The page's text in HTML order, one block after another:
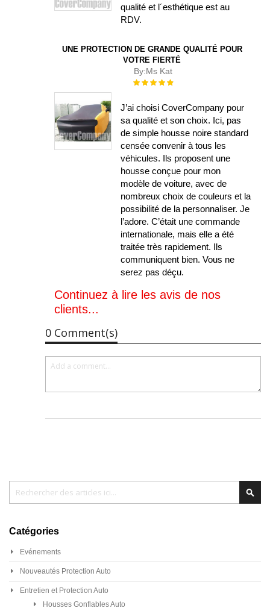
qualité et l´esthétique est au
RDV.
UNE PROTECTION DE GRANDE QUALITÉ POUR
VOTRE FIERTÉ
By:Ms Kat
Évaluation :
J’ai choisi CoverCompany pour
sa qualité et son choix. Ici, pas
de simple housse noire standard
censée convenir à tous les
véhicules. Ils proposent une
housse conçue pour mon
modèle de voiture, avec de
nombreux choix de couleurs et la
possibilité de la personnaliser. Je
l’adore. C’était une commande
internationale, mais elle a été
traitée très rapidement. Ils
communiquent bien. Vous ne
serez pas déçu.
Continuez à lire les avis de nos
clients...
0 Comment(s)
Catégories
Evénements
Nouveautés Protection Auto
Entretien et Protection Auto
Housses Gonflables Auto